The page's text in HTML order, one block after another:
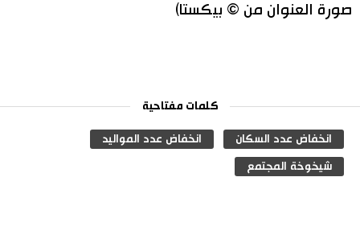
صورة العنوان من © بيكستا)
كلمات مفتاحية
انخفاض عدد السكان انخفاض عدد المواليد
شيخوخة المجتمع